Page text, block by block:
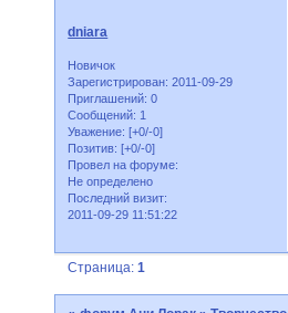
dniara
Новичок
Зарегистрирован: 2011-09-29
Приглашений: 0
Сообщений: 1
Уважение: [+0/-0]
Позитив: [+0/-0]
Провел на форуме:
Не определено
Последний визит:
2011-09-29 11:51:22
Страница:1